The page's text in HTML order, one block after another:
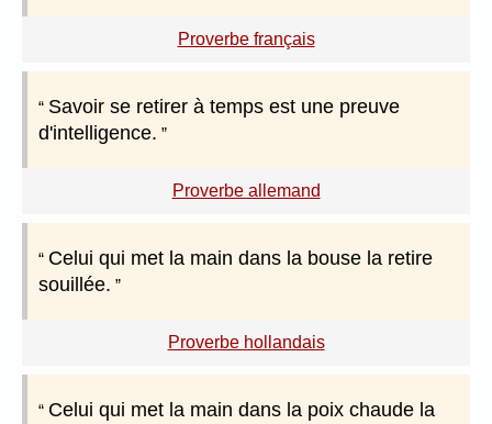
Proverbe français
Savoir se retirer à temps est une preuve
d'intelligence.
Proverbe allemand
Celui qui met la main dans la bouse la retire
souillée.
Proverbe hollandais
Celui qui met la main dans la poix chaude la